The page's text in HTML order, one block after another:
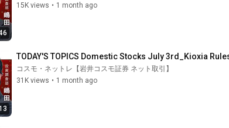
15K views • 1 month ago
TODAY'S TOPICS Domestic Stocks July 3rd_Kioxia
コスモ・ネットレ【岩井コスモ証券 ネット取引】
31K views • 1 month ago